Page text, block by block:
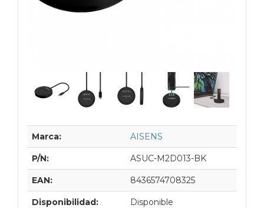
Marca: AISENS
P/N: ASUC-M2D013-BK
EAN: 8436574708325
Disponibilidad: Disponible